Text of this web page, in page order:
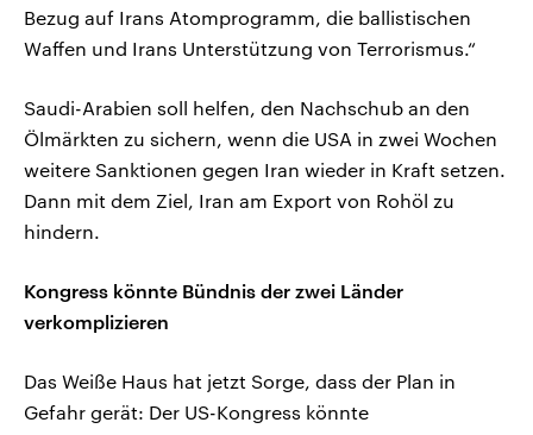
Bezug auf Irans Atomprogramm, die ballistischen
Waffen und Irans Unterstützung von Terrorismus.“
Saudi-Arabien soll helfen, den Nachschub an den
Ölmärkten zu sichern, wenn die USA in zwei Wochen
weitere Sanktionen gegen Iran wieder in Kraft setzen.
Dann mit dem Ziel, Iran am Export von Rohöl zu
hindern.
Kongress könnte Bündnis der zwei Länder
verkomplizieren
Das Weiße Haus hat jetzt Sorge, dass der Plan in
Gefahr gerät: Der US-Kongress könnte